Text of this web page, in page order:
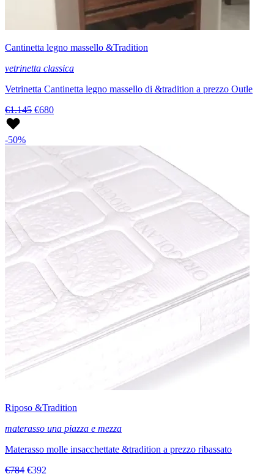
Cantinetta legno massello &Tradition
vetrinetta classica
Vetrinetta Cantinetta legno massello di &tradition a prezzo Outle
€1.145 €680
-50%
Riposo &Tradition
materasso una piazza e mezza
Materasso molle insacchettate &tradition a prezzo ribassato
€784 €392